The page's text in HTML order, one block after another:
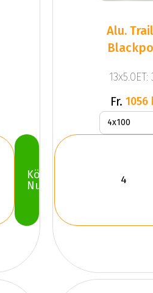
Köp
Nu
Alu.
13x5.0ET:
Fr. 1056